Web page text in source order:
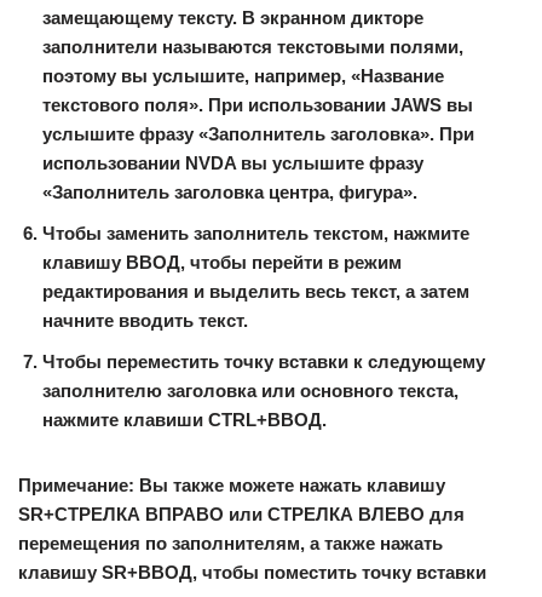
замещающему тексту. В экранном дикторе
заполнители называются текстовыми полями,
поэтому вы услышите, например, «Название
текстового поля». При использовании JAWS вы
услышите фразу «Заполнитель заголовка». При
использовании NVDA вы услышите фразу
«Заполнитель заголовка центра, фигура».
Чтобы заменить заполнитель текстом, нажмите
клавишу ВВОД, чтобы перейти в режим
редактирования и выделить весь текст, а затем
начните вводить текст.
Чтобы переместить точку вставки к следующему
заполнителю заголовка или основного текста,
нажмите клавиши CTRL+ВВОД.
Примечание: Вы также можете нажать клавишу
SR+СТРЕЛКА ВПРАВО или СТРЕЛКА ВЛЕВО для
перемещения по заполнителям, а также нажать
клавишу SR+ВВОД, чтобы поместить точку вставки